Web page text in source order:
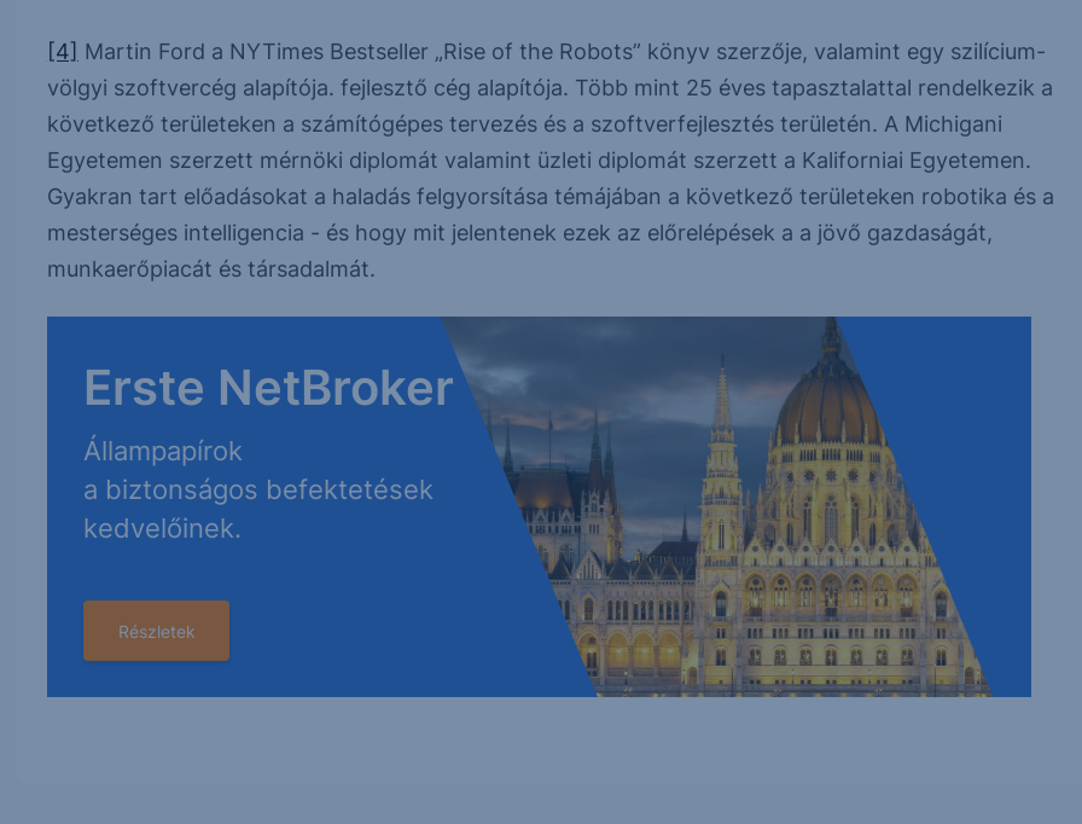
[4] Martin Ford a NYTimes Bestseller „Rise of the Robots” könyv szerzője, valamint egy szilícium-
völgyi szoftvercég alapítója. fejlesztő cég alapítója. Több mint 25 éves tapasztalattal rendelkezik a
következő területeken a számítógépes tervezés és a szoftverfejlesztés területén. A Michigani
Egyetemen szerzett mérnöki diplomát valamint üzleti diplomát szerzett a Kaliforniai Egyetemen.
Gyakran tart előadásokat a haladás felgyorsítása témájában a következő területeken robotika és a
mesterséges intelligencia - és hogy mit jelentenek ezek az előrelépések a a jövő gazdaságát,
munkaerőpiacát és társadalmát.
Erste NetBroker
Állampapírok
a biztonságos befektetések
kedvelőinek.
Részletek